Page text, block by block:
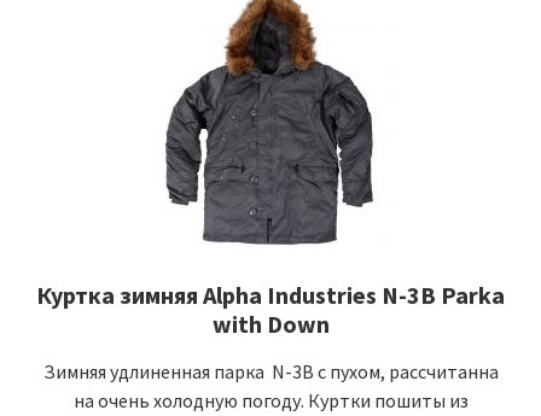
Куртка зимняя Alpha Industries N-3B Parka
with Down
Зимняя удлиненная парка N-3B с пухом, рассчитанна
на очень холодную погоду. Куртки пошиты из